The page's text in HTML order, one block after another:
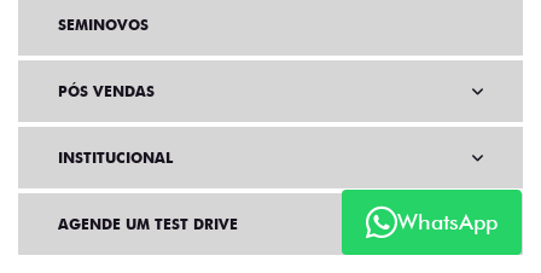
WhatsApp
SEMINOVOS
PÓS VENDAS
INSTITUCIONAL
AGENDE UM TEST DRIVE